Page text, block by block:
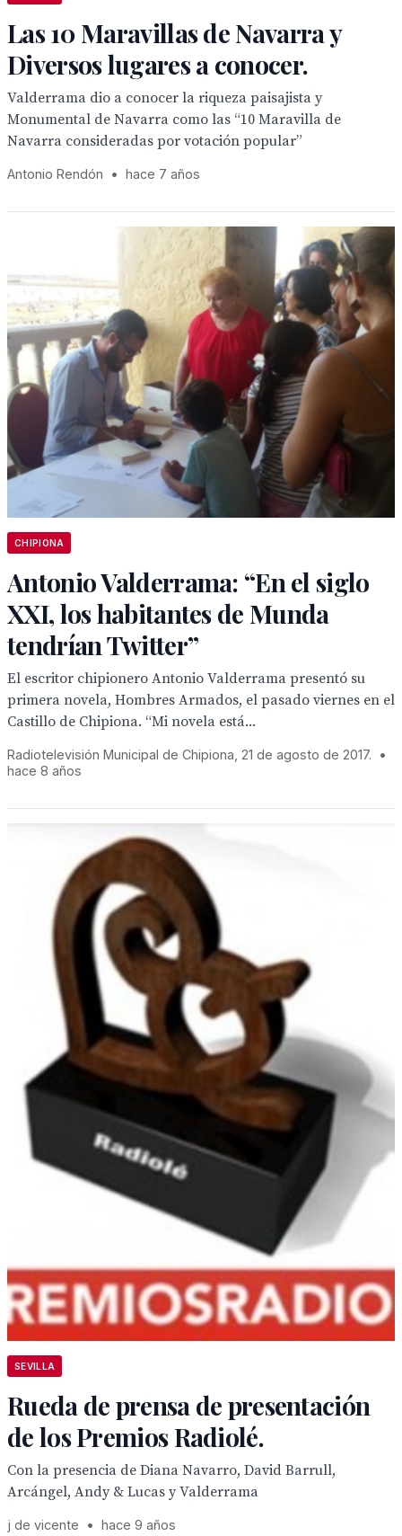
Las 10 Maravillas de Navarra y
Diversos lugares a conocer.
Valderrama dio a conocer la riqueza paisajista y
Monumental de Navarra como las “10 Maravilla de
Navarra consideradas por votación popular”
Antonio Rendón • hace 7 años
CHIPIONA
Antonio Valderrama: “En el siglo
XXI, los habitantes de Munda
tendrían Twitter”
El escritor chipionero Antonio Valderrama presentó su
primera novela, Hombres Armados, el pasado viernes en el
Castillo de Chipiona. “Mi novela está...
Radiotelevisión Municipal de Chipiona, 21 de agosto de 2017.
•
hace 8 años
SEVILLA
Rueda de prensa de presentación
de los Premios Radiolé.
Con la presencia de Diana Navarro, David Barrull,
Arcángel, Andy & Lucas y Valderrama
j de vicente • hace 9 años